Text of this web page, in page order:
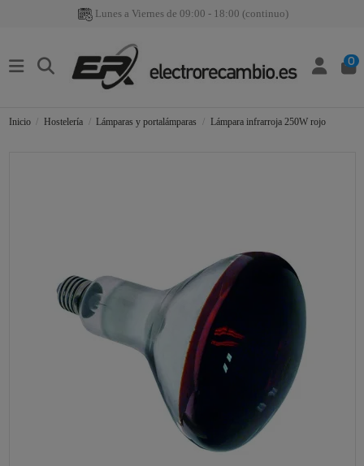
Lunes a Viernes de 09:00 - 18:00 (continuo)
0
Inicio Hostelería Lámparas y portalámparas Lámpara infrarroja 250W rojo